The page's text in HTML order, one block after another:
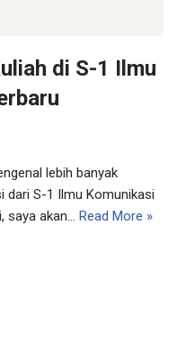
di S-1 Ilmu
lebih banyak
dari S-1 Ilmu Komunikasi
saya akan… Read More »